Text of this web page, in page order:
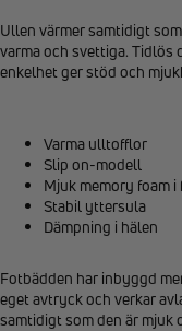
Ullen värmer samtidigt
varma och svettiga. Tidlös
enkelhet ger stöd och
Varma ulltofflor
Slip on-modell
Mjuk memory foam
Stabil yttersula
Dämpning i hälen
Fotbädden har inbyggd
eget avtryck och verkar
samtidigt som den är mjuk